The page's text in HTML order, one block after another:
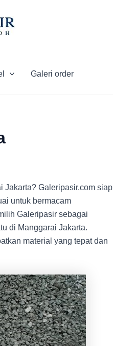
Galeri order
Jakarta? Galeripasir.com siap
untuk bermacam
Galeripasir sebagai
di Manggarai Jakarta.
material yang tepat dan